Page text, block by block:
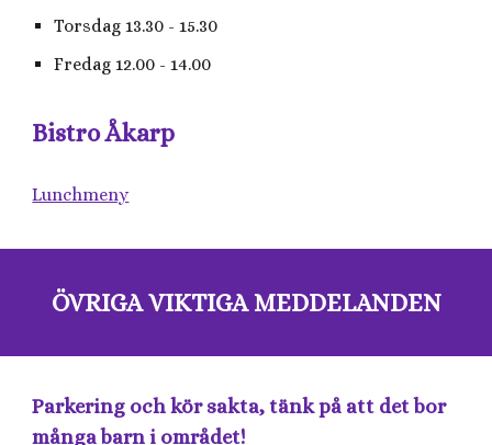
Torsdag 13.30 - 15.30
Fredag 12.00 - 14.00
Bistro Åkarp
Lunchmeny
ÖVRIGA VIKTIGA MEDDELANDEN
Parkering och kör sakta, tänk på att det bor
många barn i området!